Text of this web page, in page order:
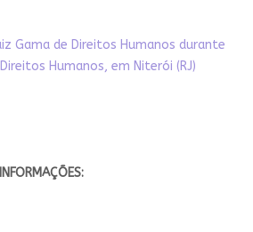
Gama de Direitos Humanos durante
Humanos, em Niterói (RJ)